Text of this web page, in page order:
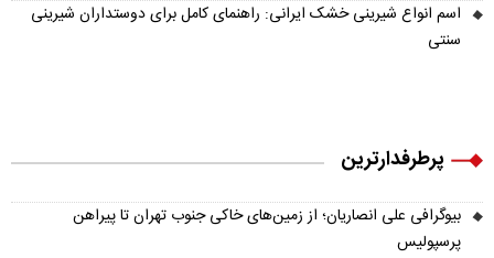
اسم انواع شیرینی خشک ایرانی: راهنمای کامل برای دوستداران شیرینی
سنتی
پرطرفدارترین
بیوگرافی علی انصاریان؛ از زمین‌های خاکی جنوب تهران تا پیراهن
پرسپولیس